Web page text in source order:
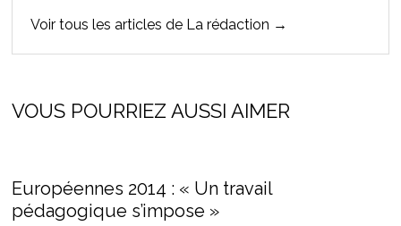
Voir tous les articles de La rédaction →
VOUS POURRIEZ AUSSI AIMER
Européennes 2014 : « Un travail
pédagogique s’impose »